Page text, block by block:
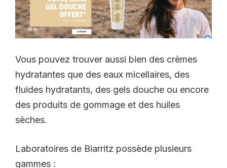
Vous pouvez trouver aussi bien des crèmes
hydratantes que des eaux micellaires, des
fluides hydratants, des gels douche ou encore
des produits de gommage et des huiles
sèches.
Laboratoires de Biarritz possède plusieurs
gammes :